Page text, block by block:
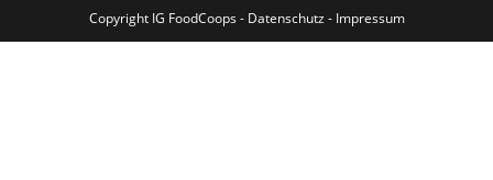
Copyright IG FoodCoops - Datenschutz- Impressum